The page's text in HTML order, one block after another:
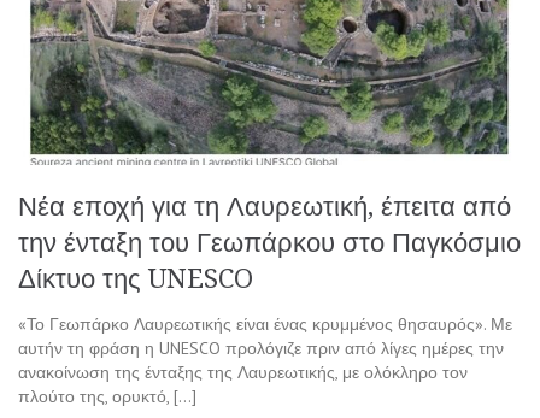
Νέα εποχή για τη Λαυρεωτική, έπειτα από
την ένταξη του Γεωπάρκου στο Παγκόσμιο
Δίκτυο της UNESCO
«Το Γεωπάρκο Λαυρεωτικής είναι ένας κρυμμένος θησαυρός». Με
αυτήν τη φράση η UNESCO προλόγιζε πριν από λίγες ημέρες την
ανακοίνωση της ένταξης της Λαυρεωτικής, με ολόκληρο τον
πλούτο της, ορυκτό, […]